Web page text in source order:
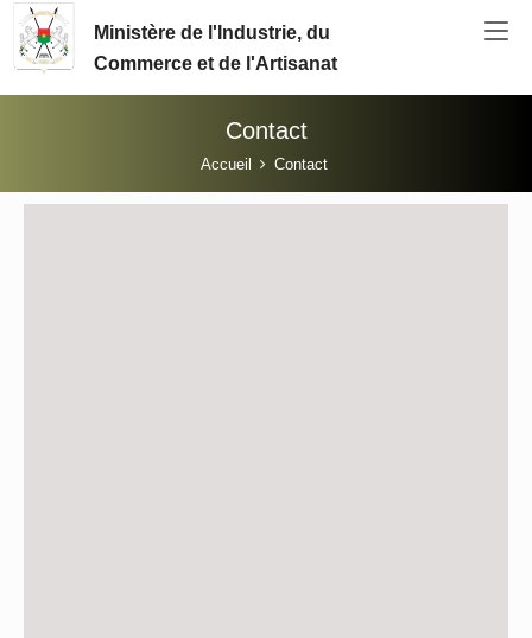
Aller au contenu principal
Ministère de l'Industrie, du
Commerce et de l'Artisanat
Contact
Accueil Contact